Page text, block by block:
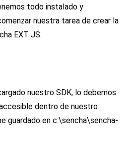
todo instalado y
nuestra tarea de crear la
EXT JS.
nuestro SDK, lo debemos
dentro de nuestro
guardado en c:\sencha\sencha-